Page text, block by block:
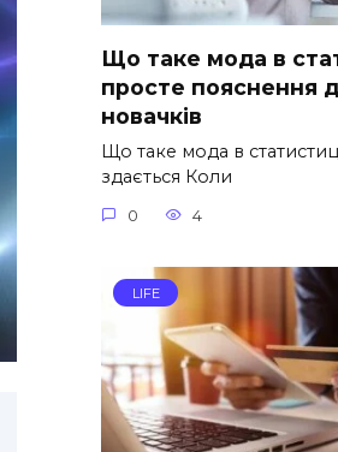
Що таке мода в
просте пояснення
новачків
Що таке мода в
здається Коли
0 4
LIFE